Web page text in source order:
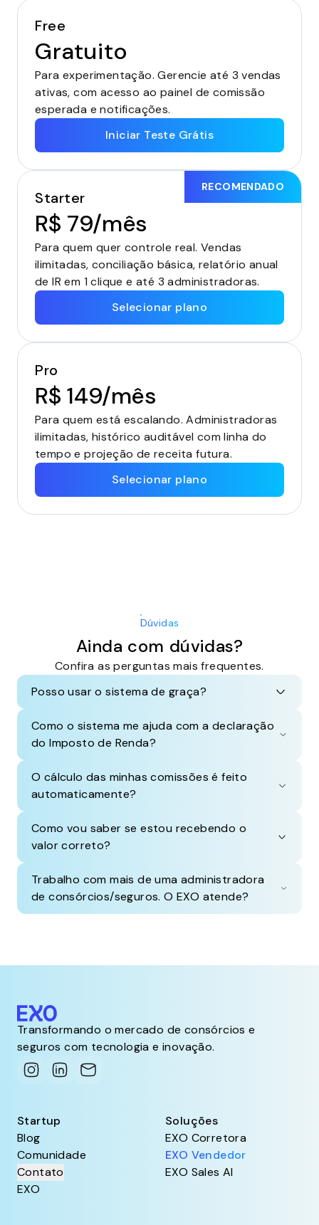
Free
Gratuito
Para experimentação. Gerencie até 3 vendas
ativas, com acesso ao painel de comissão
esperada e notificações.
Iniciar Teste Grátis
RECOMENDADO
Starter
R$ 79/mês
Para quem quer controle real. Vendas
ilimitadas, conciliação básica, relatório anual
de IR em 1 clique e até 3 administradoras.
Selecionar plano
Pro
R$ 149/mês
Para quem está escalando. Administradoras
ilimitadas, histórico auditável com linha do
tempo e projeção de receita futura.
Selecionar plano
Dúvidas
Ainda com dúvidas?
Confira as perguntas mais frequentes.
Posso usar o sistema de graça?
Como o sistema me ajuda com a declaração
do Imposto de Renda?
O cálculo das minhas comissões é feito
automaticamente?
Como vou saber se estou recebendo o
valor correto?
Trabalho com mais de uma administradora
de consórcios/seguros. O EXO atende?
Transformando o mercado de consórcios e
seguros com tecnologia e inovação.
Startup
Blog
Comunidade
Contato
EXO
Soluções
EXO Corretora
EXO Vendedor
EXO Sales AI